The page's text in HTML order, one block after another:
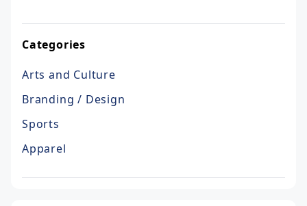
Categories
Arts and Culture
Branding / Design
Sports
Apparel